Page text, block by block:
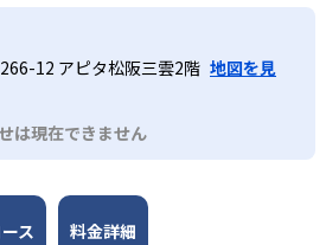
ングセンター内に教室があるため、
いやすい。全国統一のカリキュラ
や引っ越しの際もスムーズに学習
12 アピタ松阪三雲2階 地図を見
は現在できません
ス 料金詳細